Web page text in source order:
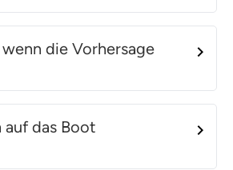
die Vorhersage
auf das Boot